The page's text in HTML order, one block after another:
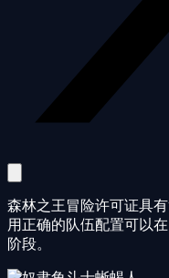
森林之王冒险许可证具
用正确的队伍配置可以
阶段。